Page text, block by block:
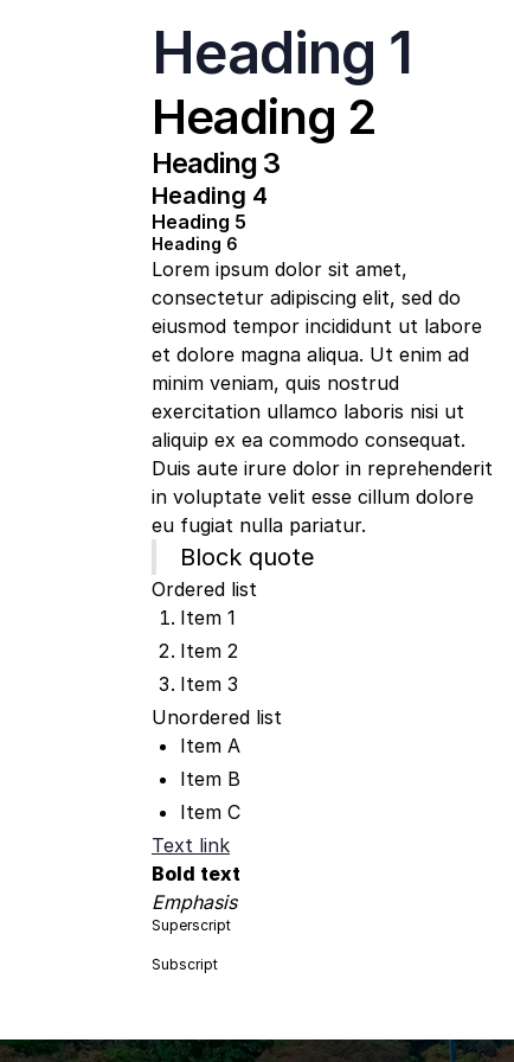
Heading 1
Heading 2
Heading 3
Heading 4
Heading 5
Heading 6
Lorem ipsum dolor sit amet,
consectetur adipiscing elit, sed do
eiusmod tempor incididunt ut labore
et dolore magna aliqua. Ut enim ad
minim veniam, quis nostrud
exercitation ullamco laboris nisi ut
aliquip ex ea commodo consequat.
Duis aute irure dolor in reprehenderit
in voluptate velit esse cillum dolore
eu fugiat nulla pariatur.
Block quote
Ordered list
Item 1
Item 2
Item 3
Unordered list
Item A
Item B
Item C
Text link
Bold text
Emphasis
Superscript
Subscript